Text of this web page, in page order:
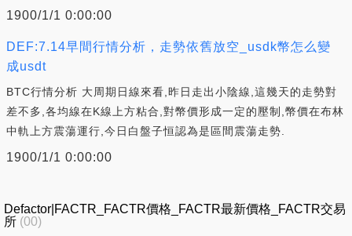
1900/1/1 0:00:00
DEF:7.14早間行情分析，走勢依舊放空_usdk幣怎么變
成usdt
BTC行情分析 大周期日線來看,昨日走出小陰線,這幾天的走勢對
差不多,各均線在K線上方粘合,對幣價形成一定的壓制,幣價在布林
中軌上方震蕩運行,今日白盤子恒認為是區間震蕩走勢.
1900/1/1 0:00:00
Defactor|FACTR_FACTR價格_FACTR最新價格_FACTR交易
所 (00)